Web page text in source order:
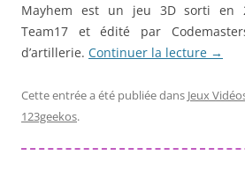
Mayhem est un jeu 3D sorti en
Team17 et édité par
d’artillerie. Continuer la lecture →
Cette entrée a été publiée dans Jeux
123geekos.